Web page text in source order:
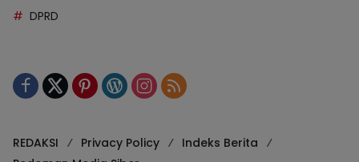
DPRD
REDAKSI Privacy Policy
Indeks Berita